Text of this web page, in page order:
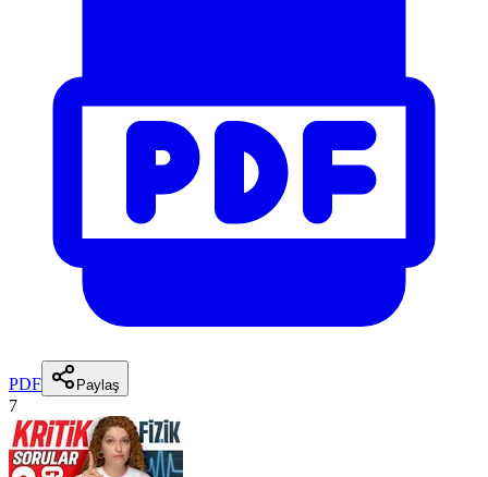
PDF Paylaş
7